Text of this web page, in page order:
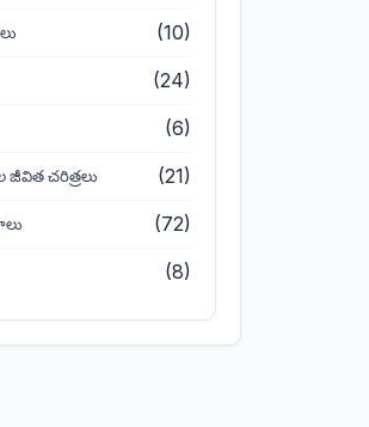
(10)
(24)
(6)
జీవిత చరిత్రలు (21)
(72)
(8)